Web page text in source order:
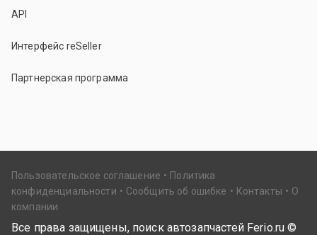
API
Интерфейс reSeller
Партнерская программа
Пользовательское соглашение
Политика
конфиденциальности
Сообщить об ошибке Контакты
О
компании
Все права защищены, поиск автозапчастей Ferio.ru ©